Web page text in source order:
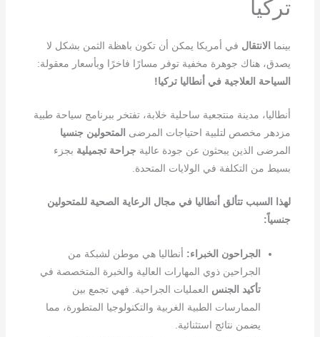
تركيا
بينما الانتقال في أمريكا يمكن أن تكون باهظة الثمن بشكل لا
يصدق، هناك جوهرة مخفية توفر مسارًا فاخرًا وبأسعار معقولة:
السياحة العلاجية في أنطاليا تركيا!
أنطاليا، مدينة منتجعية ساحلية خلابة، تفتخر ببرنامج سياحة طبية
مزدهر مخصص لتلبية احتياجات المرضى المتحولين جنسيا
المرضى الذين يبحثون عن جودة عالية جراحة تجميلية بجزء
بسيط من التكلفة في الولايات المتحدة.
لهذا السبب تتألق أنطاليا في مجال الرعاية الصحية للمتحولين
جنسياً:
الجراحون الخبراء: أنطاليا هي موطن لشبكة من
الجراحين ذوي المهارات العالية والخبرة المتخصصة في
تأكيد الجنس العمليات الجراحية. فهي تجمع بين
الممارسات الطبية الغربية والتكنولوجيا المتطورة، مما
يضمن نتائج استثنائية.